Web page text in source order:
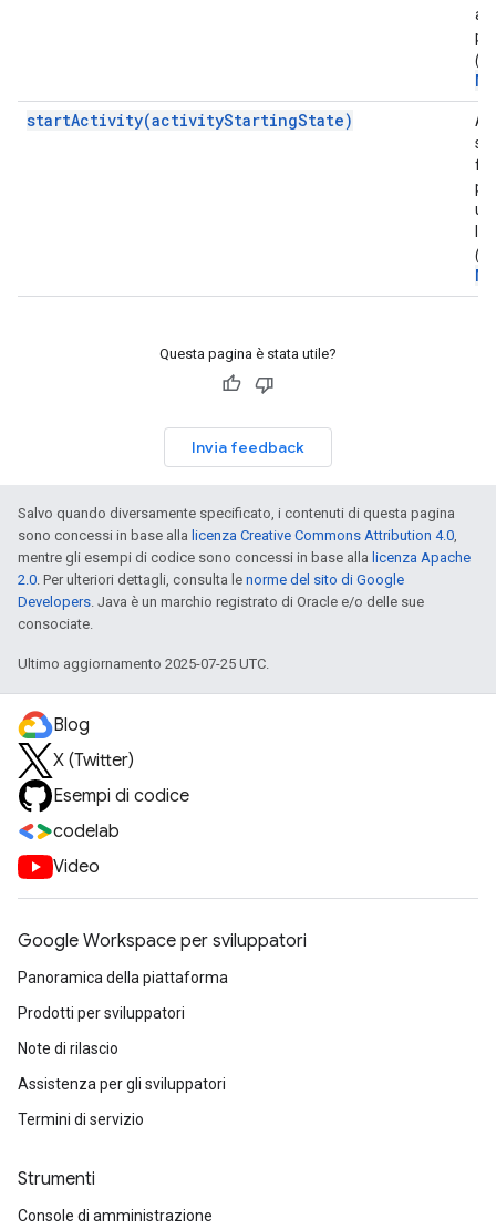
startActivity(activityStartingState)
Questa pagina è stata utile?
Invia feedback
Salvo quando diversamente specificato, i contenuti di questa pagina
sono concessi in base alla licenza Creative Commons Attribution 4.0,
mentre gli esempi di codice sono concessi in base alla licenza Apache
2.0. Per ulteriori dettagli, consulta le norme del sito di Google
Developers. Java è un marchio registrato di Oracle e/o delle sue
consociate.
Ultimo aggiornamento 2025-07-25 UTC.
Blog
X (Twitter)
Esempi di codice
codelab
Video
Google Workspace per sviluppatori
Panoramica della piattaforma
Prodotti per sviluppatori
Note di rilascio
Assistenza per gli sviluppatori
Termini di servizio
Strumenti
Console di amministrazione